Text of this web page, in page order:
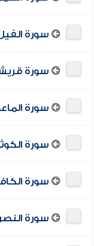
سورة
سورة
سورة
سورة
سورة
سورة النصر